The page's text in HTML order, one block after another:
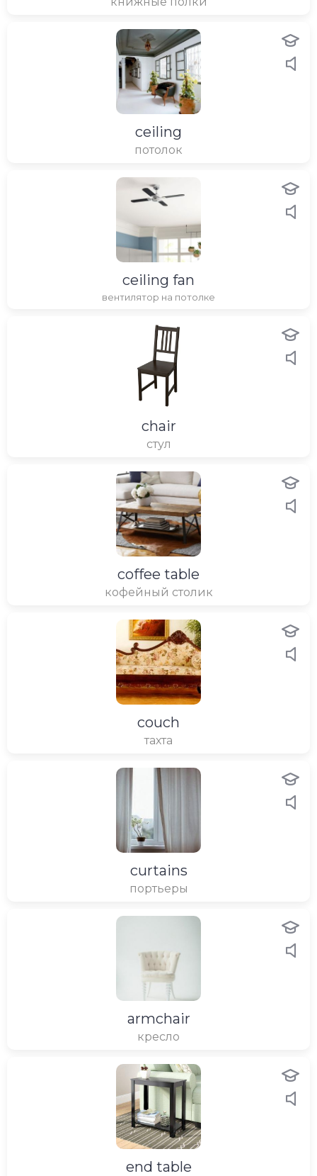
ceiling
потолок
ceiling fan
вентилятор на потолке
chair
стул
coffee table
кофейный столик
couch
тахта
curtains
портьеры
armchair
кресло
end table